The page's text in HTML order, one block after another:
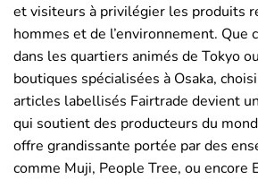
et visiteurs à privilégier les produits
hommes et de l’environnement. Que
dans les quartiers animés de Tokyo
boutiques spécialisées à Osaka,
articles labellisés Fairtrade devient
qui soutient des producteurs du
offre grandissante portée par des
comme Muji, People Tree, ou encore